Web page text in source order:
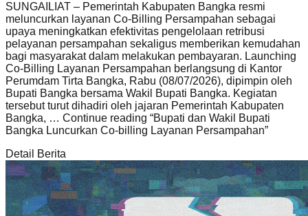
SUNGAILIAT – Pemerintah Kabupaten Bangka resmi
meluncurkan layanan Co-Billing Persampahan sebagai
upaya meningkatkan efektivitas pengelolaan retribusi
pelayanan persampahan sekaligus memberikan kemudahan
bagi masyarakat dalam melakukan pembayaran. Launching
Co-Billing Layanan Persampahan berlangsung di Kantor
Perumdam Tirta Bangka, Rabu (08/07/2026), dipimpin oleh
Bupati Bangka bersama Wakil Bupati Bangka. Kegiatan
tersebut turut dihadiri oleh jajaran Pemerintah Kabupaten
Bangka, … Continue reading “Bupati dan Wakil Bupati
Bangka Luncurkan Co-billing Layanan Persampahan”
Detail Berita